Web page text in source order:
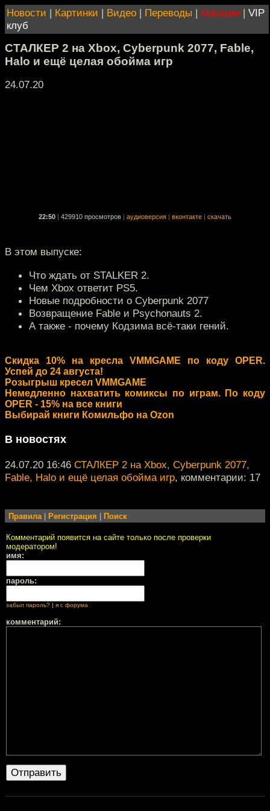
Новости | Картинки | Видео | Переводы | Магазин | VIP
клуб
СТАЛКЕР 2 на Xbox, Cyberpunk 2077, Fable,
Halo и ещё целая обойма игр
24.07.20
22:50 429910 просмотров аудиоверсия вконтакте скачать
В этом выпуске:
Что ждать от STALKER 2.
Чем Xbox ответит PS5.
Новые подробности о Cyberpunk 2077
Возвращение Fable и Psychonauts 2.
А также - почему Кодзима всё-таки гений.
Скидка 10% на кресла VMMGAME по коду OPER.
Успей до 24 августа!
Розыгрыш кресел VMMGAME
Немедленно нахватить комиксы по играм. По коду
OPER - 15% на все книги
Выбирай книги Комильфо на Ozon
В новостях
24.07.20 16:46 СТАЛКЕР 2 на Xbox, Cyberpunk 2077,
Fable, Halo и ещё целая обойма игр, комментарии: 17
Правила| Регистрация Поиск
Комментарий появится на сайте только после проверки
модератором!
имя:
пароль:
забыл пароль? | я с форума
комментарий: